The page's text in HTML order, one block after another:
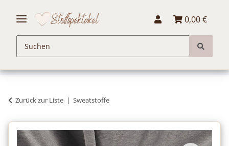
0,00 €
Zurück zur Liste Sweatstoffe